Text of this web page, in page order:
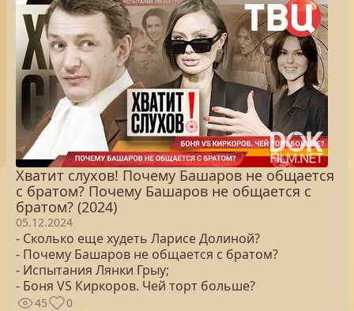
Хватит слухов! Почему Башаров не общается
с братом? Почему Башаров не общается с
братом? (2024)
05.12.2024
- Сколько еще худеть Ларисе Долиной?
- Почему Башаров не общается с братом?
- Испытания Лянки Грыу;
- Боня VS Киркоров. Чей торт больше?
45 0